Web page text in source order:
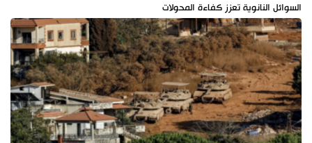
السوائل النانوية تعزز كفاءة المحولات